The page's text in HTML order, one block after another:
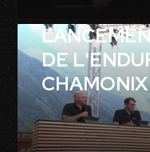
DE
CHAMONIX